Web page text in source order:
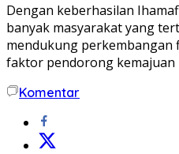
Dengan keberhasilan
banyak masyarakat yang
mendukung perkembangan
faktor pendorong kemajuan
Komentar